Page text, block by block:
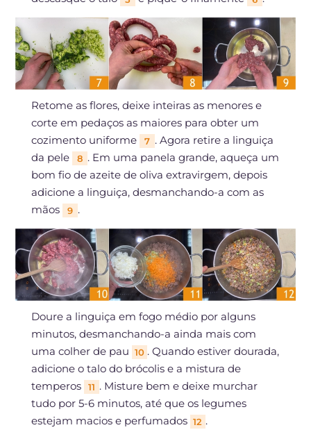
Retome as flores, deixe inteiras as menores e
corte em pedaços as maiores para obter um
cozimento uniforme
7 . Agora retire a linguiça
da pele
8 . Em uma panela grande, aqueça um
bom fio de azeite de oliva extravirgem, depois
adicione a linguiça, desmanchando-a com as
mãos
9 .
Doure a linguiça em fogo médio por alguns
minutos, desmanchando-a ainda mais com
uma colher de pau 10 . Quando estiver dourada,
adicione o talo do brócolis e a mistura de
temperos
11 . Misture bem e deixe murchar
tudo por 5-6 minutos, até que os legumes
estejam macios e perfumados 12 .